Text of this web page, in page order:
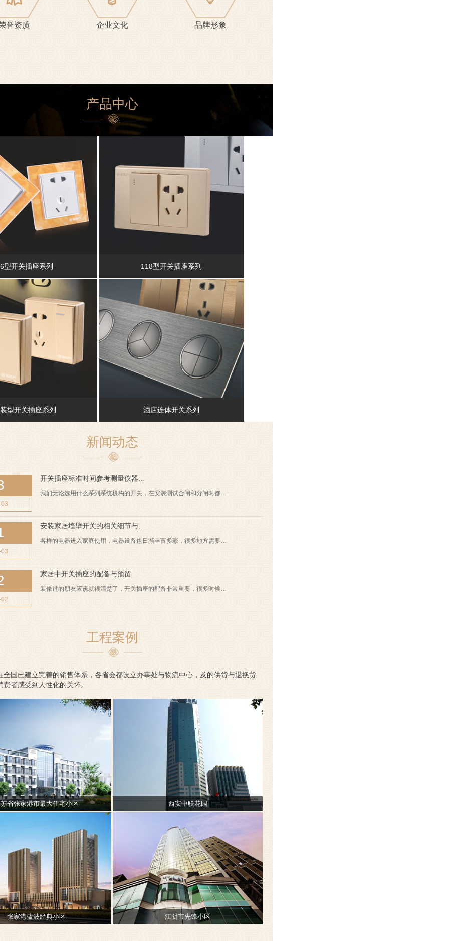
誉资质 企业文化 品牌形象
产品中心
型开关插座系列 118型开关插座系列
型开关插座系列 酒店连体开关系列
新闻动态
开关插座标准时间参考测量仪器…
我们无论选用什么系列系统机构的开关，在安装测试合闸和分闸时都…
安装家居墙壁开关的相关细节与…
各样的电器进入家庭使用，电器设备也日渐丰富多彩，很多地方需要…
家居中开关插座的配备与预留
装修过的朋友应该就很清楚了，开关插座的配备非常重要，很多时候…
工程案例
全国已建立完善的销售体系，各省会都设立办事处与物流中心，及的供货与退换货
费者感受到人性化的关怀。
省张家港市最大住宅小区 西安中联花园
张家港蓝波经典小区 江阴市先锋小区